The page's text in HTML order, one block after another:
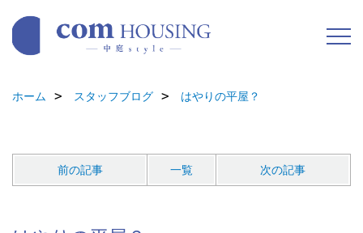
ホーム スタッフブログ はやりの平屋？
前の記事 一覧 次の記事